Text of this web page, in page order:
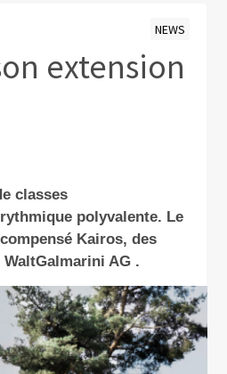
NEWS
extension
classes
polyvalente. Le
Kairos, des
AG .